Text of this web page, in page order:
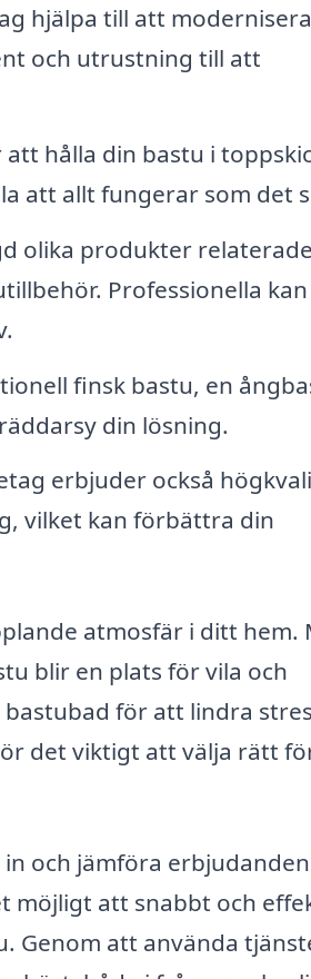
hjälpa till att
och utrustning till att
hålla din bastu i
att allt fungerar som det
olika produkter
Professionella
finsk bastu, en
din lösning.
erbjuder också
vilket kan förbättra din
atmosfär i ditt hem.
blir en plats för vila och
för att lindra
det viktigt att välja rätt
och jämföra
möjligt att snabbt och
Genom att använda